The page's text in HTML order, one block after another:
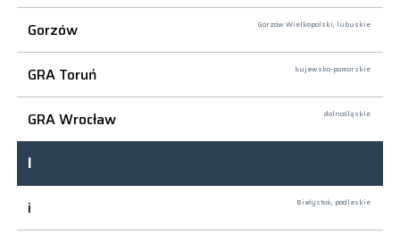
Gorzów Gorzów Wielkopolski, lubuskie
GRA Toruń kujawsko-pomorskie
GRA Wrocław dolnośląskie
I
i
Białystok, podlaskie